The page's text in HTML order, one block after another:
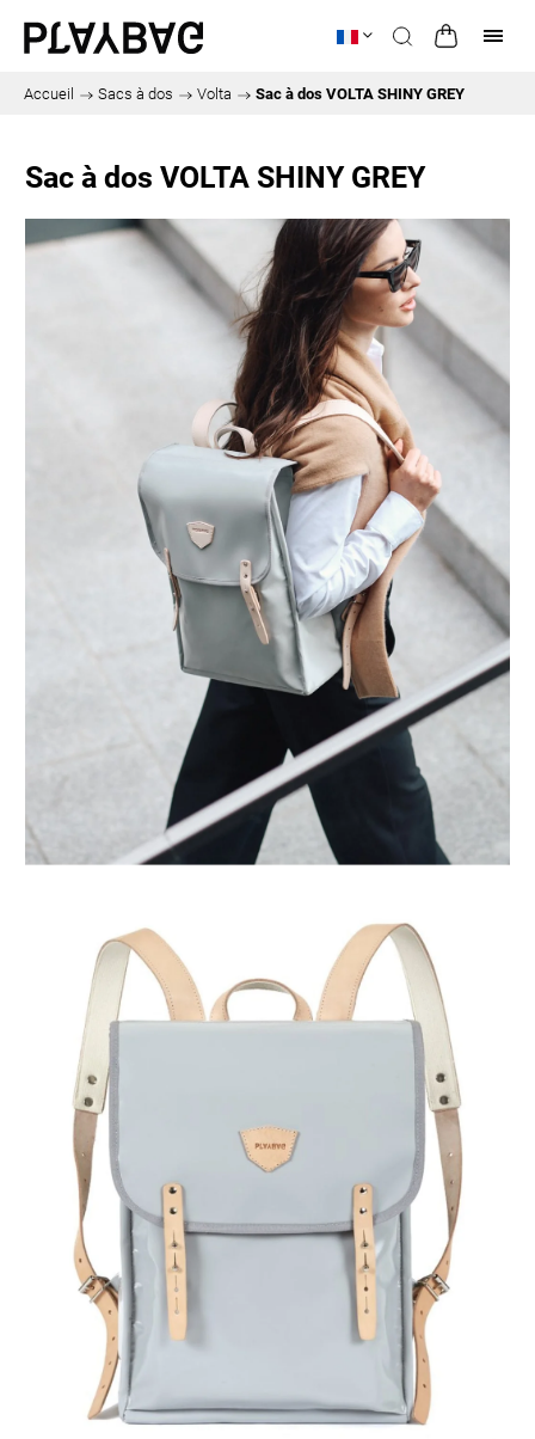
Accueil / Sacs à dos / Volta / Sac à dos VOLTA SHINY GREY
Sac à dos VOLTA SHINY GREY